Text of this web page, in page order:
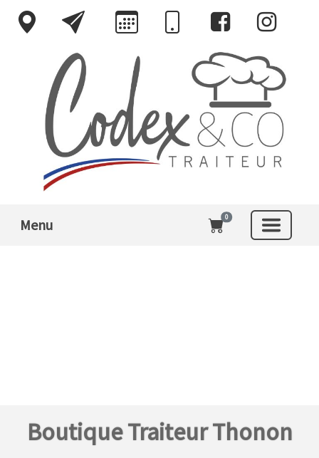
Menu 0
Boutique Traiteur Thonon